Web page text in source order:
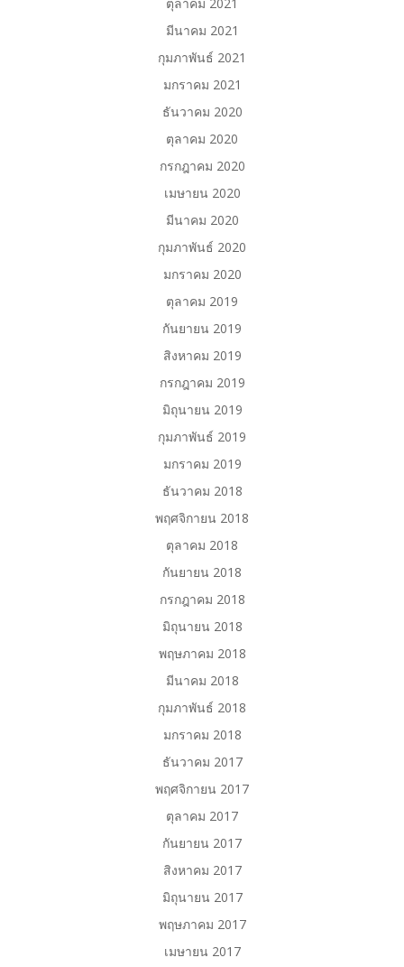
มีนาคม 2021
กุมภาพันธ์ 2021
มกราคม 2021
ธันวาคม 2020
ตุลาคม 2020
กรกฎาคม 2020
เมษายน 2020
มีนาคม 2020
กุมภาพันธ์ 2020
มกราคม 2020
ตุลาคม 2019
กันยายน 2019
สิงหาคม 2019
กรกฎาคม 2019
มิถุนายน 2019
กุมภาพันธ์ 2019
มกราคม 2019
ธันวาคม 2018
พฤศจิกายน 2018
ตุลาคม 2018
กันยายน 2018
กรกฎาคม 2018
มิถุนายน 2018
พฤษภาคม 2018
มีนาคม 2018
กุมภาพันธ์ 2018
มกราคม 2018
ธันวาคม 2017
พฤศจิกายน 2017
ตุลาคม 2017
กันยายน 2017
สิงหาคม 2017
มิถุนายน 2017
พฤษภาคม 2017
เมษายน 2017